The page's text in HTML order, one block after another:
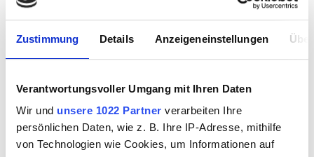
Zustimmung Details Anzeigeneinstellungen
Verantwortungsvoller Umgang mit Ihren Daten
Wir und unsere 1022 Partner verarbeiten Ihre
persönlichen Daten, wie z. B. Ihre IP-Adresse, mithilfe
von Technologien wie Cookies, um Informationen auf